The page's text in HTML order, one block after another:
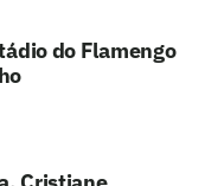
do Flamengo